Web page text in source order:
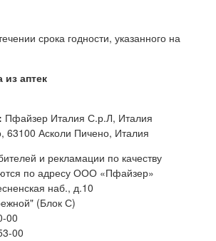
срока годности, указанного на
из аптек
Пфайзер Италия С.р.Л, Италия
63100 Асколи Пичено, Италия
и рекламации по качеству
по адресу ООО «Пфайзер»
наб., д.10
(Блок С)
00
00